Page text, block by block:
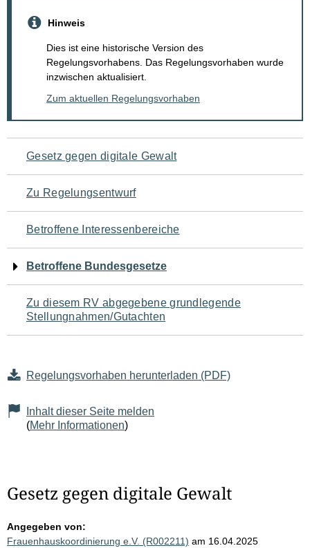
Hinweis
Dies ist eine historische Version des
Regelungsvorhabens. Das Regelungsvorhaben wurde
inzwischen aktualisiert.
Zum aktuellen Regelungsvorhaben
Navigation
für
den
Seiteninhalt
Gesetz gegen digitale Gewalt
Zu Regelungsentwurf
Betroffene Interessenbereiche
Betroffene Bundesgesetze
Zu diesem RV abgegebene grundlegende
Stellungnahmen/Gutachten
Regelungsvorhaben herunterladen (PDF)
Inhalt dieser Seite melden
(Mehr Informationen)
Gesetz gegen digitale Gewalt
Angegeben von:
Frauenhauskoordinierung e.V. (R002211) am 16.04.2025